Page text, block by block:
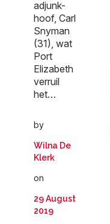
adjunk-
hoof, Carl
Snyman
(31), wat
Port
Elizabeth
verruil
het…
by
Wilna De
Klerk
on
29 August
2019